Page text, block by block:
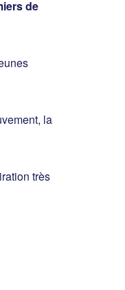
de
la
très